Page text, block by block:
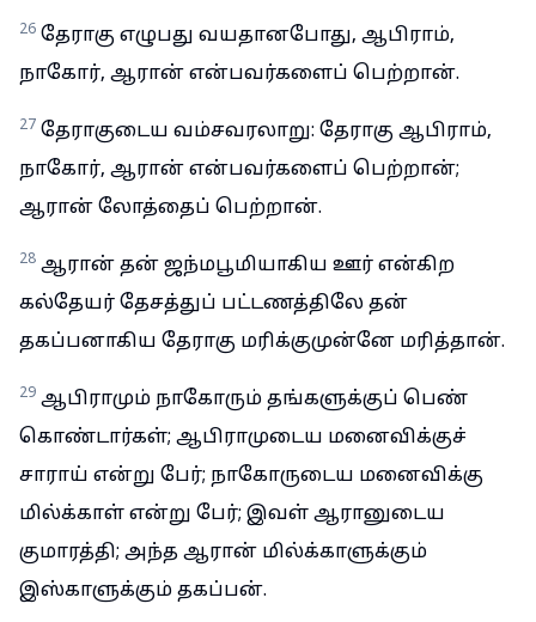
26 தேராகு எழுபது வயதானபோது, ஆபிராம்,
நாகோர், ஆரான் என்பவர்களைப் பெற்றான்.
27 தேராகுடைய வம்சவரலாறு: தேராகு ஆபிராம்,
நாகோர், ஆரான் என்பவர்களைப் பெற்றான்;
ஆரான் லோத்தைப் பெற்றான்.
28 ஆரான் தன் ஜந்மபூமியாகிய ஊர் என்கிற
கல்தேயர் தேசத்துப் பட்டணத்திலே தன்
தகப்பனாகிய தேராகு மரிக்குமுன்னே மரித்தான்.
29 ஆபிராமும் நாகோரும் தங்களுக்குப் பெண்
கொண்டார்கள்; ஆபிராமுடைய மனைவிக்குச்
சாராய் என்று பேர்; நாகோருடைய மனைவிக்கு
மில்க்காள் என்று பேர்; இவள் ஆரானுடைய
குமாரத்தி; அந்த ஆரான் மில்க்காளுக்கும்
இஸ்காளுக்கும் தகப்பன்.